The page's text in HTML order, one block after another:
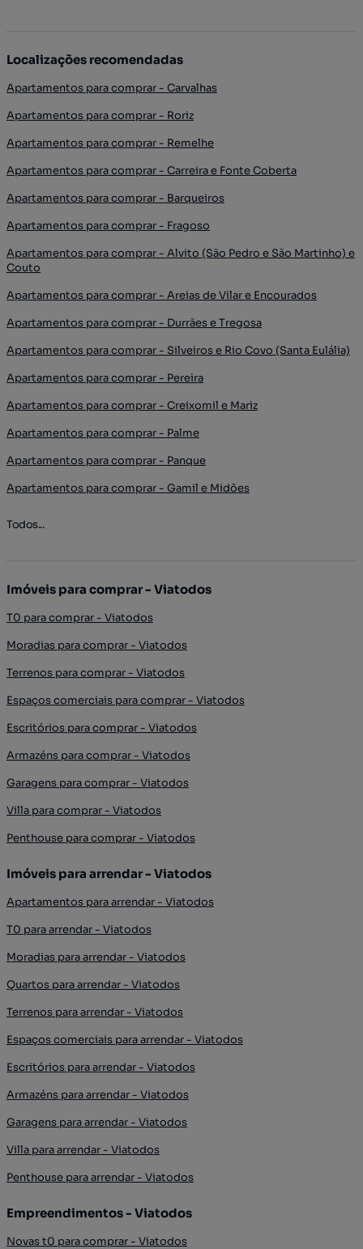
Localizações recomendadas
Apartamentos para comprar - Carvalhas
Apartamentos para comprar - Roriz
Apartamentos para comprar - Remelhe
Apartamentos para comprar - Carreira e Fonte Coberta
Apartamentos para comprar - Barqueiros
Apartamentos para comprar - Fragoso
Apartamentos para comprar - Alvito (São Pedro e São Martinho) e
Couto
Apartamentos para comprar - Areias de Vilar e Encourados
Apartamentos para comprar - Durrães e Tregosa
Apartamentos para comprar - Silveiros e Rio Covo (Santa Eulália)
Apartamentos para comprar - Pereira
Apartamentos para comprar - Creixomil e Mariz
Apartamentos para comprar - Palme
Apartamentos para comprar - Panque
Apartamentos para comprar - Gamil e Midões
Todos...
Imóveis para comprar - Viatodos
T0 para comprar - Viatodos
Moradias para comprar - Viatodos
Terrenos para comprar - Viatodos
Espaços comerciais para comprar - Viatodos
Escritórios para comprar - Viatodos
Armazéns para comprar - Viatodos
Garagens para comprar - Viatodos
Villa para comprar - Viatodos
Penthouse para comprar - Viatodos
Imóveis para arrendar - Viatodos
Apartamentos para arrendar - Viatodos
T0 para arrendar - Viatodos
Moradias para arrendar - Viatodos
Quartos para arrendar - Viatodos
Terrenos para arrendar - Viatodos
Espaços comerciais para arrendar - Viatodos
Escritórios para arrendar - Viatodos
Armazéns para arrendar - Viatodos
Garagens para arrendar - Viatodos
Villa para arrendar - Viatodos
Penthouse para arrendar - Viatodos
Empreendimentos - Viatodos
Novas t0 para comprar - Viatodos